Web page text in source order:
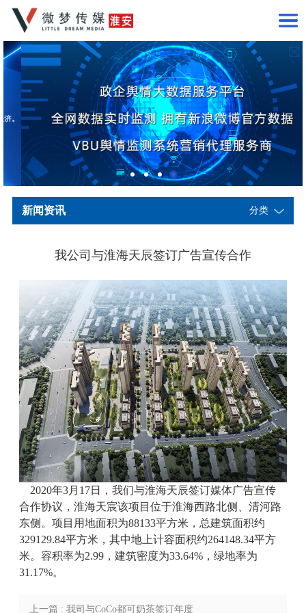
新闻资讯 分类
我公司与淮海天辰签订广告宣传合作
2020年3月17日，我们与淮海天辰签订媒体广告宣传
合作协议，淮海天宸该项目位于淮海西路北侧、清河路
东侧。项目用地面积为88133平方米，总建筑面积约
329129.84平方米，其中地上计容面积约264148.34平方
米。容积率为2.99，建筑密度为33.64%，绿地率为
31.17%。
上一篇 : 我司与CoCo都可奶茶签订年度